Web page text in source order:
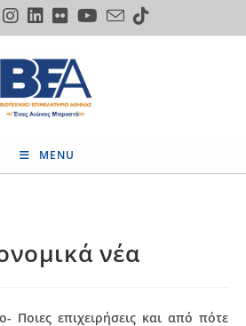
MENU
νέα
Ποιες επιχειρήσεις και από πότε